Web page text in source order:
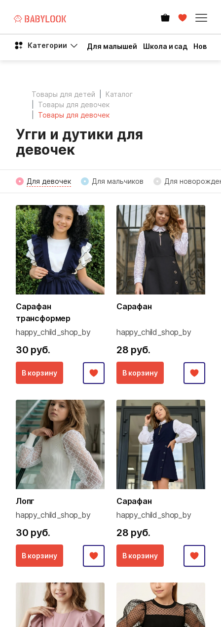
Категории Для малышей Школа и сад Новый
Товары для детей
Каталог
Товары для девочек
Товары для девочек
Угги и дутики для
девочек
Для девочек Для мальчиков Для
Сарафан
трансформер
happy_child_shop_by
30 руб.
В корзину
Сарафан
happy_child_shop_by
28 руб.
В корзину
Лопг
happy_child_shop_by
30 руб.
В корзину
Сарафан
happy_child_shop_by
28 руб.
В корзину